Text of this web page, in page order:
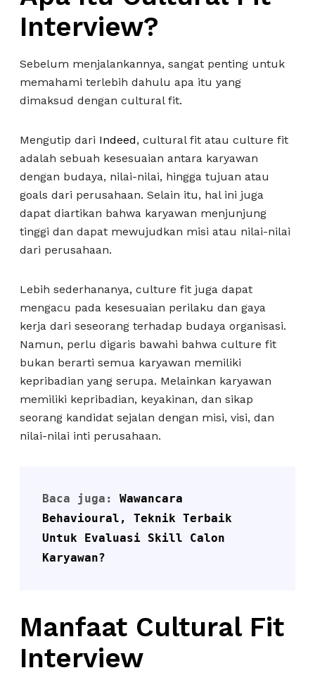
Interview?
Sebelum menjalankannya, sangat penting untuk
memahami terlebih dahulu apa itu yang
dimaksud dengan cultural fit.
Mengutip dari Indeed, cultural fit atau culture fit
adalah sebuah kesesuaian antara karyawan
dengan budaya, nilai-nilai, hingga tujuan atau
goals dari perusahaan. Selain itu, hal ini juga
dapat diartikan bahwa karyawan menjunjung
tinggi dan dapat mewujudkan misi atau nilai-nilai
dari perusahaan.
Lebih sederhananya, culture fit juga dapat
mengacu pada kesesuaian perilaku dan gaya
kerja dari seseorang terhadap budaya organisasi.
Namun, perlu digaris bawahi bahwa culture fit
bukan berarti semua karyawan memiliki
kepribadian yang serupa. Melainkan karyawan
memiliki kepribadian, keyakinan, dan sikap
seorang kandidat sejalan dengan misi, visi, dan
nilai-nilai inti perusahaan.
Baca juga: Wawancara
Behavioural, Teknik Terbaik
Untuk Evaluasi Skill Calon
Karyawan?
Manfaat Cultural Fit
Interview